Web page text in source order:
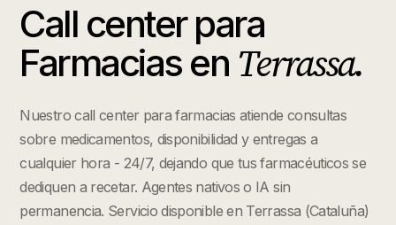
Call center para
Farmaciasen Terrassa.
Nuestro call center para farmacias atiende consultas
sobre medicamentos, disponibilidad y entregas a
cualquier hora - 24/7, dejando que tus farmacéuticos se
dediquen a recetar. Agentes nativos o IA sin
permanencia. Servicio disponible en Terrassa (Cataluña)